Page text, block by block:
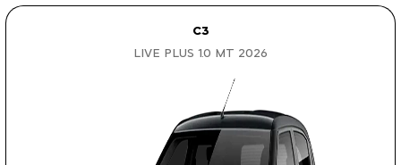
C3
LIVE PLUS 1.0 MT 2026